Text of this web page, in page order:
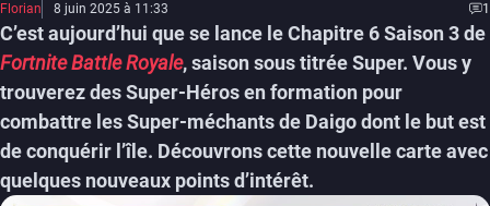
Florian 8 juin 2025 à 11:33 1
C’est aujourd’hui que se lance le Chapitre 6 Saison 3 de
Fortnite Battle Royale, saison sous titrée Super. Vous y
trouverez des Super-Héros en formation pour
combattre les Super-méchants de Daigo dont le but est
de conquérir l’île. Découvrons cette nouvelle carte avec
quelques nouveaux points d’intérêt.